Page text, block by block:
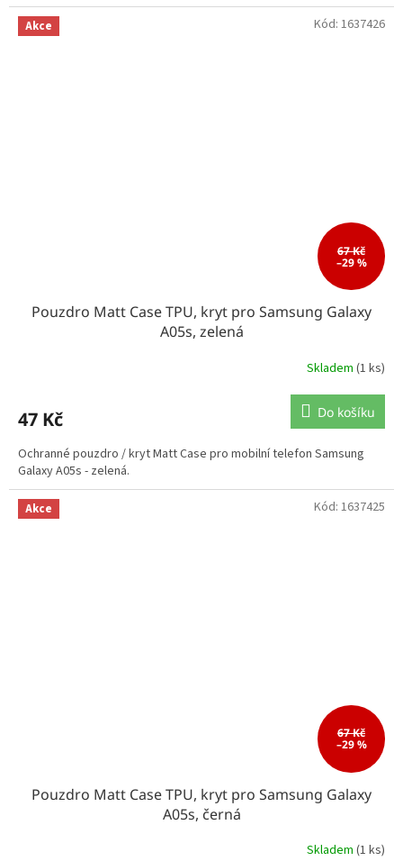
Akce
67 Kč
–29 %
Pouzdro Matt Case TPU, kryt pro Samsung Galaxy
A05s, zelená
Skladem (1 ks)
47 Kč Do košíku
Ochranné pouzdro / kryt Matt Case pro mobilní telefon Samsung
Galaxy A05s - zelená.
Kód: 1637426
Akce
67 Kč
–29 %
Pouzdro Matt Case TPU, kryt pro Samsung Galaxy
A05s, černá
Skladem (1 ks)
Kód: 1637425